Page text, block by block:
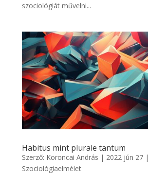
szociológiát művelni...
Habitus mint plurale tantum
Szerző: Koroncai András | 2022 jún 27|
Szociológiaelmélet